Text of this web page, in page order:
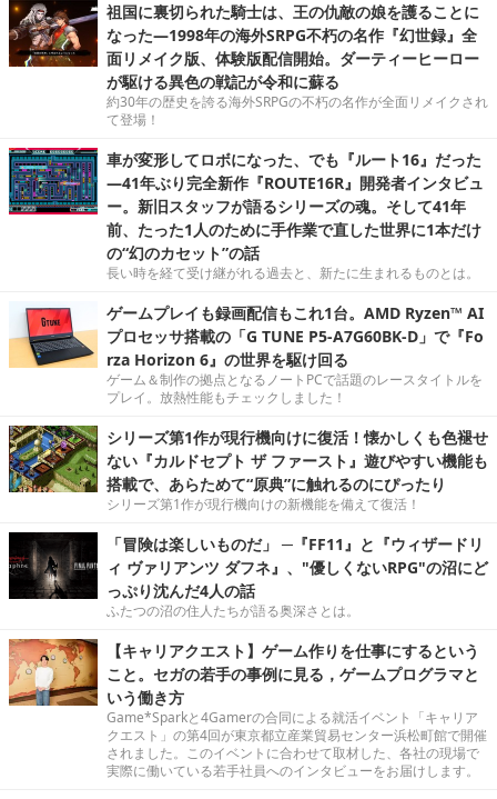
祖国に裏切られた騎士は、王の仇敵の娘を護ることに
なった―1998年の海外SRPG不朽の名作『幻世録』全
面リメイク版、体験版配信開始。ダーティーヒーロー
が駆ける異色の戦記が令和に蘇る
約30年の歴史を誇る海外SRPGの不朽の名作が全面リメイクされ
て登場！
車が変形してロボになった、でも『ルート16』だった
―41年ぶり完全新作『ROUTE16R』開発者インタビュ
ー。新旧スタッフが語るシリーズの魂。そして41年
前、たった1人のために手作業で直した世界に1本だけ
の“幻のカセット”の話
長い時を経て受け継がれる過去と、新たに生まれるものとは。
ゲームプレイも録画配信もこれ1台。AMD Ryzen™ AI
プロセッサ搭載の「G TUNE P5-A7G60BK-D」で『Fo
rza Horizon 6』の世界を駆け回る
ゲーム＆制作の拠点となるノートPCで話題のレースタイトルを
プレイ。放熱性能もチェックしました！
シリーズ第1作が現行機向けに復活！懐かしくも色褪せ
ない『カルドセプト ザ ファースト』遊びやすい機能も
搭載で、あらためて“原典”に触れるのにぴったり
シリーズ第1作が現行機向けの新機能を備えて復活！
「冒険は楽しいものだ」 ─『FF11』と『ウィザードリ
ィ ヴァリアンツ ダフネ』、"優しくないRPG"の沼にど
っぷり沈んだ4人の話
ふたつの沼の住人たちが語る奥深さとは。
【キャリアクエスト】ゲーム作りを仕事にするという
こと。セガの若手の事例に見る，ゲームプログラマと
いう働き方
Game*Sparkと4Gamerの合同による就活イベント「キャリア
クエスト」の第4回が東京都立産業貿易センター浜松町館で開催
されました。このイベントに合わせて取材した、各社の現場で
実際に働いている若手社員へのインタビューをお届けします。